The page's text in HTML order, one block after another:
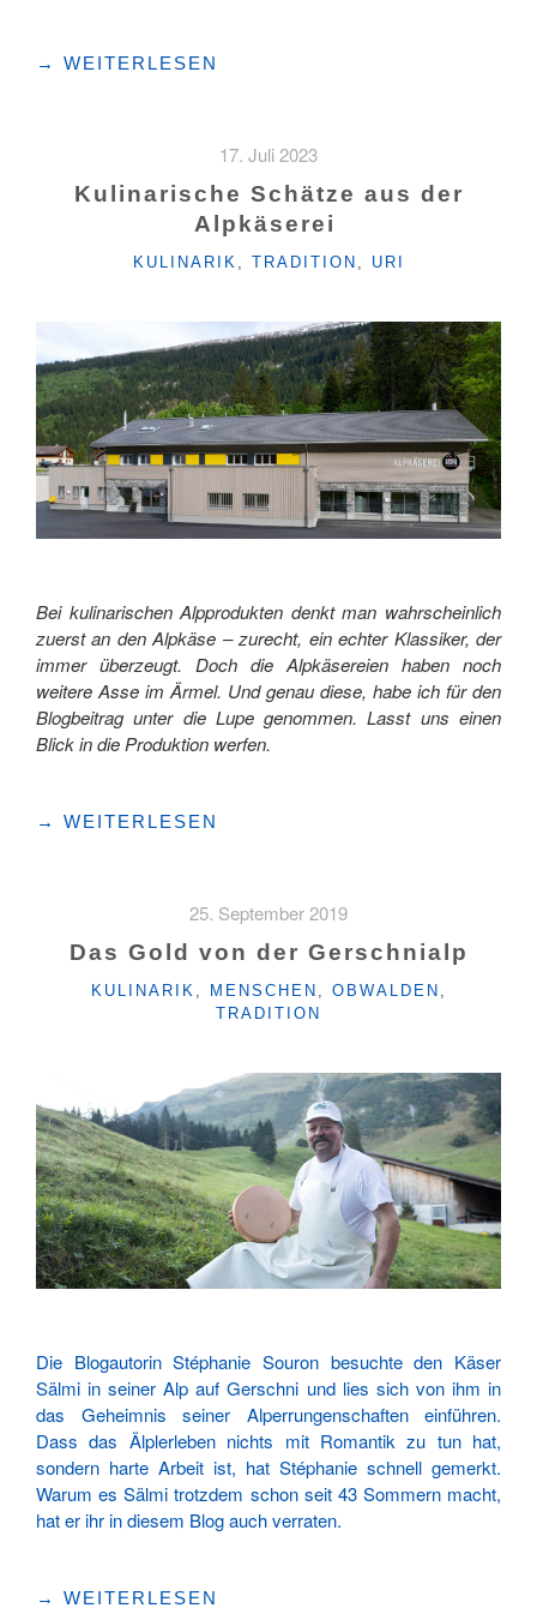
"ERSTKLASSIGE
SIE? "
→ WEITERLESEN
17. Juli 2023
Kulinarische Schätze aus der
Alpkäserei
KATEGORIEN
KULINARIK , TRADITION , URI
Bei kulinarischen Alpprodukten denkt man wahrscheinlich
zuerst an den Alpkäse – zurecht, ein echter Klassiker, der
immer überzeugt. Doch die Alpkäsereien haben noch
weitere Asse im Ärmel. Und genau diese, habe ich für den
Blogbeitrag unter die Lupe genommen. Lasst uns einen
Blick in die Produktion werfen.
"KULINARISCHE
→ WEITERLESEN
25. September 2019
Das Gold von der Gerschnialp
KATEGORIEN
KULINARIK MENSCHEN OBWALDEN
TRADITION
Die Blogautorin Stéphanie Souron besuchte den Käser
Sälmi in seiner Alp auf Gerschni und lies sich von ihm in
das Geheimnis seiner Alperrungenschaften einführen.
Dass das Älplerleben nichts mit Romantik zu tun hat,
sondern harte Arbeit ist, hat Stéphanie schnell gemerkt.
Warum es Sälmi trotzdem schon seit 43 Sommern macht,
hat er ihr in diesem Blog auch verraten.
«DAS
→ WEITERLESEN